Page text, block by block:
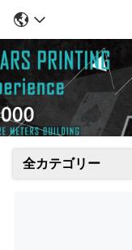
全カテゴリー